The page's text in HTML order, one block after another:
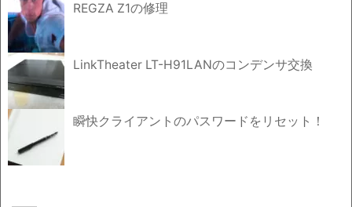
REGZA Z1の修理
LinkTheater LT-H91LANのコンデンサ交換
瞬快クライアントのパスワードをリセット！